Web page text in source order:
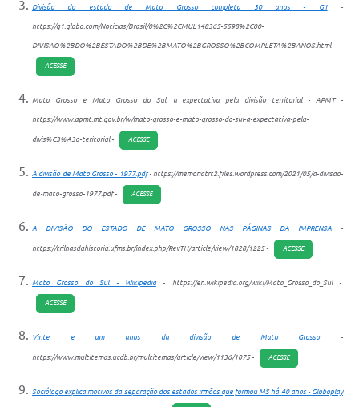
Divisão do estado de Mato Grosso completa 30 anos - G1-
https://g1.globo.com/Noticias/Brasil/0%2C%2CMUL148365-5598%2C00-
DIVISAO%2BDO%2BESTADO%2BDE%2BMATO%2BGROSSO%2BCOMPLETA%2BANOS.html -
ACESSE
Mato Grosso e Mato Grosso do Sul: a expectativa pela divisão territorial - APMT -
https://www.apmt.mt.gov.br/w/mato-grosso-e-mato-grosso-do-sul-a-expectativa-pela-
divis%C3%A3o-teritorial - ACESSE
A divisão de Mato Grosso - 1977.pdf- https://memoriatrt2.files.wordpress.com/2021/05/a-divisao-
de-mato-grosso-1977.pdf - ACESSE
A DIVISÃO DO ESTADO DE MATO GROSSO NAS PÁGINAS DA IMPRENSA -
https://trilhasdahistoria.ufms.br/index.php/RevTH/article/view/1828/1225 - ACESSE
Mato Grosso do Sul - Wikipedia- https://en.wikipedia.org/wiki/Mato_Grosso_do_Sul -
ACESSE
Vinte e um anos da divisão de Mato Grosso-
https://www.multitemas.ucdb.br/multitemas/article/view/1136/1075 - ACESSE
Sociólogo explica motivos da separação dos estados irmãos que formou MS há 40 anos - Globoplay